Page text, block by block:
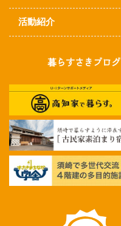
活動紹介
暮らすさきブログ